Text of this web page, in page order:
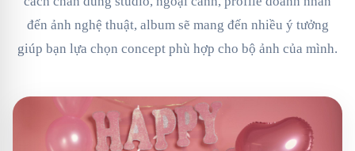
đến ảnh nghệ thuật, album sẽ mang đến nhiều ý tưởng
giúp bạn lựa chọn concept phù hợp cho bộ ảnh của mình.